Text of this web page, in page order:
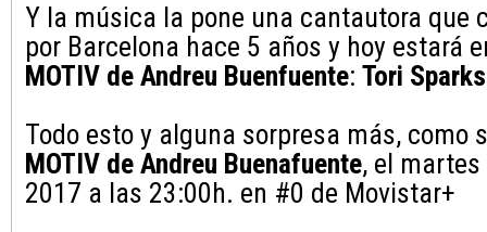
Y la música la pone una cantautora que
por Barcelona hace 5 años y hoy estará
MOTIV de Andreu Buenfuente: Tori Sparks
Todo esto y alguna sorpresa más, como
MOTIV de Andreu Buenafuente, el
2017 a las 23:00h. en #0 de Movistar+